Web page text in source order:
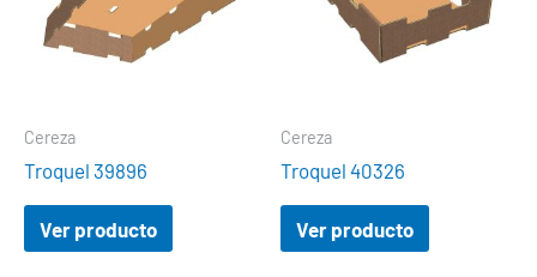
Cereza
Troquel 39896
Ver producto
Cereza
Troquel 40326
Ver producto